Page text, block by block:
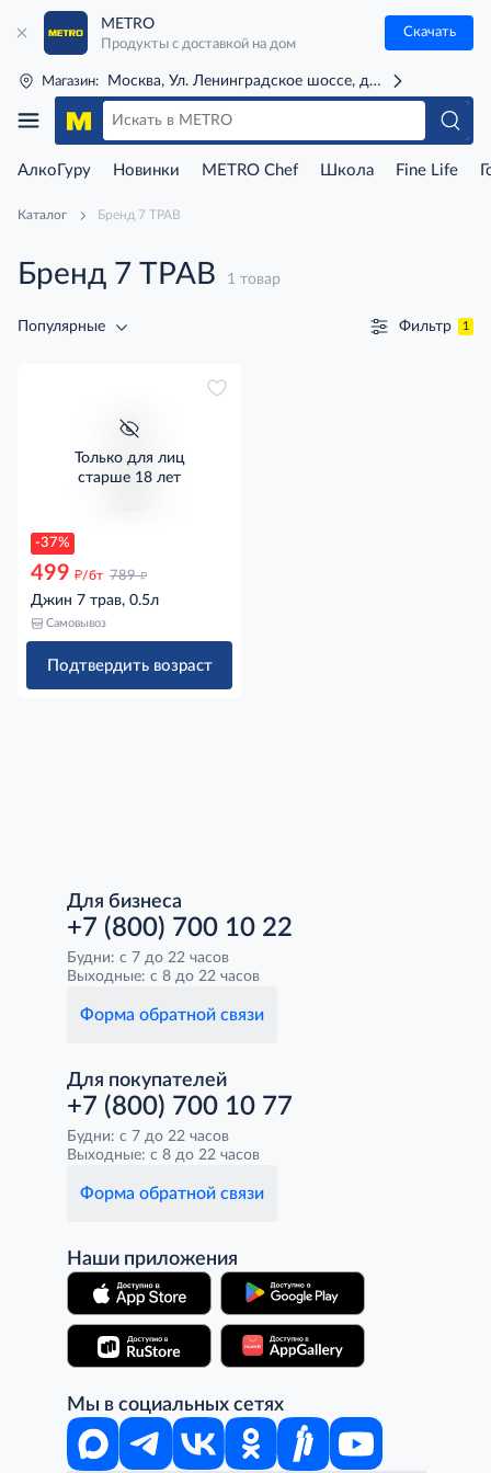
METRO
Продукты с доставкой на дом
Скачать
Магазин: Москва, Ул. Ленинградское шоссе, д. 71Г (м. Речной
АлкоГуру Новинки METRO Chef Школа Fine Life
Каталог Бренд 7 ТРАВ
Бренд 7 ТРАВ 1 товар
Популярные Фильтр 1
-37%
Только для лиц
старше 18 лет
499 д/бт 789 д
Джин 7 трав, 0.5л
Самовывоз
Подтвердить возраст
Для бизнеса
+7 (800) 700 10 22
Будни: с 7 до 22 часов
Выходные: с 8 до 22 часов
Форма обратной связи
Для покупателей
+7 (800) 700 10 77
Будни: с 7 до 22 часов
Выходные: с 8 до 22 часов
Форма обратной связи
Наши приложения
Мы в социальных сетях